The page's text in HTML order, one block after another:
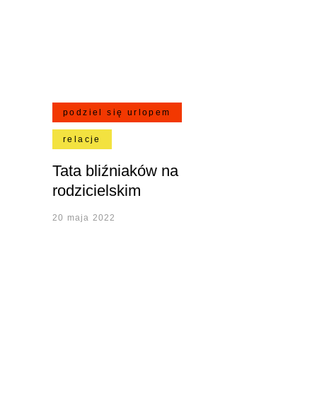
podziel się urlopem
relacje
Tata bliźniaków na
rodzicielskim
20 maja 2022